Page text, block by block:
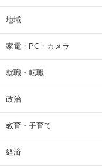
地域
家電・PC・カメラ
就職・転職
政治
教育・子育て
経済